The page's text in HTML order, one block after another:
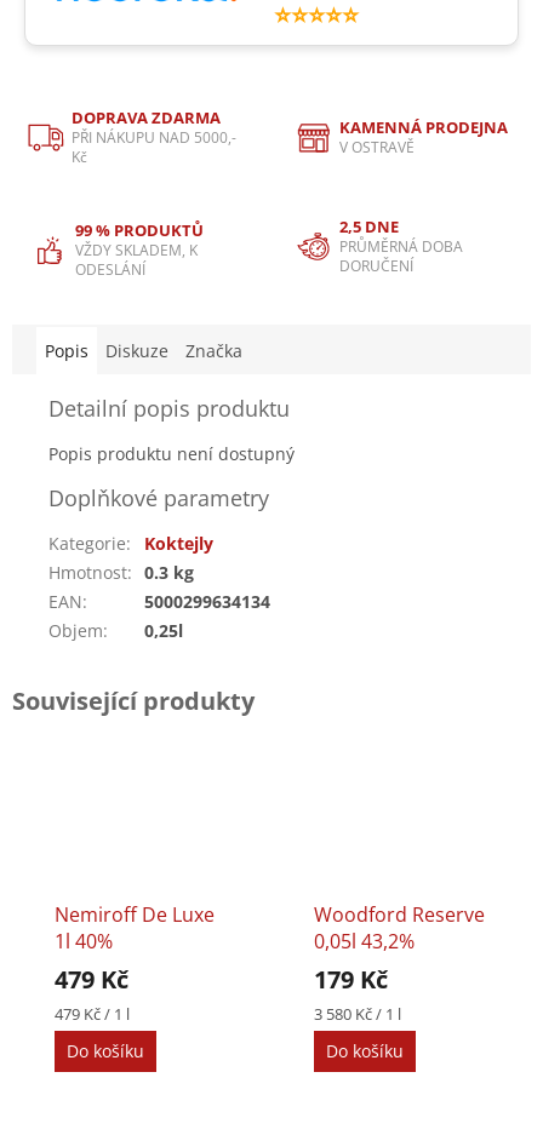
⭐⭐⭐⭐⭐
DOPRAVA ZDARMA
PŘI NÁKUPU NAD 5000,-
Kč
KAMENNÁ PRODEJNA
V OSTRAVĚ
99 % PRODUKTŮ
VŽDY SKLADEM, K
ODESLÁNÍ
2,5 DNE
PRŮMĚRNÁ DOBA
DORUČENÍ
Popis Diskuze Značka
Detailní popis produktu
Popis produktu není dostupný
Doplňkové parametry
Kategorie:
Koktejly
Hmotnost: 0.3 kg
EAN:
5000299634134
Objem: 0,25l
Související produkty
Nemiroff De Luxe
1l 40%
479 Kč
Měrná
cena:
479 Kč / 1 l
Do košíku
Woodford Reserve
0,05l 43,2%
179 Kč
Měrná
cena:
3 580 Kč / 1 l
Do košíku